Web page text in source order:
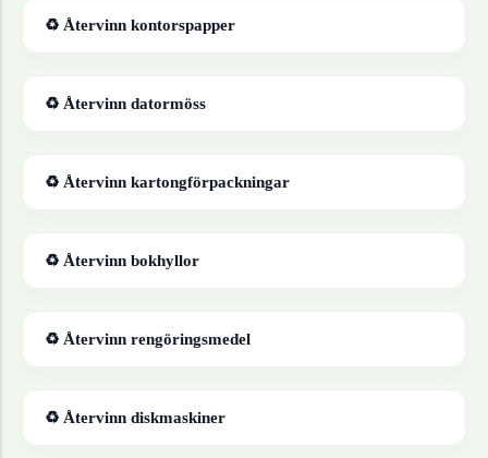
♻ Återvinn kontorspapper
♻ Återvinn datormöss
♻ Återvinn kartongförpackningar
♻ Återvinn bokhyllor
♻ Återvinn rengöringsmedel
♻ Återvinn diskmaskiner